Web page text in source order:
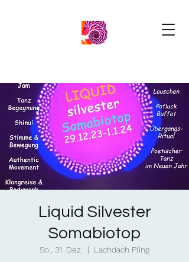
Liquid Silvester
Somabiotop
So., 31. Dez.
  |
Lachdach Pling